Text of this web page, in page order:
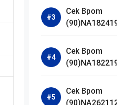
Acne Calm
Cek Bpom
Cek Bpom
Serum
Cek Bpom